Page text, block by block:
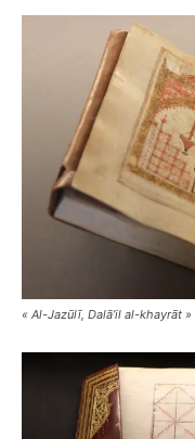
« Al-Jazūlī, Dalā’il al-khayrāt